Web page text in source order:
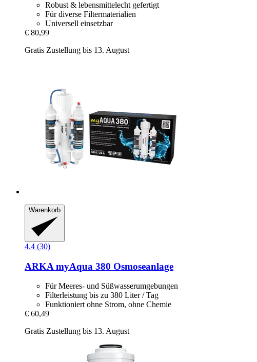
Robust & lebensmittelecht gefertigt
Für diverse Filtermaterialien
Universell einsetzbar
€ 80,99
Gratis Zustellung bis 13. August
Warenkorb
4.4 (30)
ARKA myAqua 380 Osmoseanlage
Für Meeres- und Süßwasserumgebungen
Filterleistung bis zu 380 Liter / Tag
Funktioniert ohne Strom, ohne Chemie
€ 60,49
Gratis Zustellung bis 13. August